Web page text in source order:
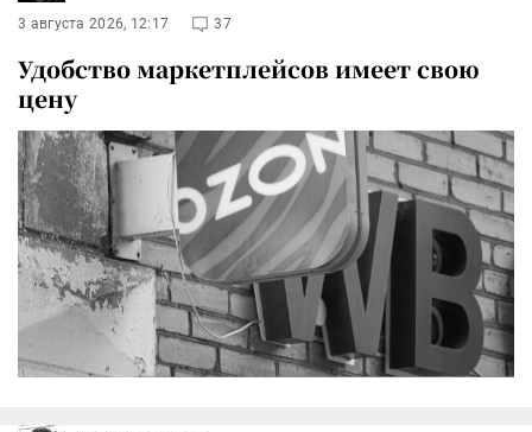
3 августа 2026, 12:17 37
Удобство маркетплейсов имеет свою
цену